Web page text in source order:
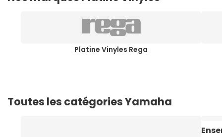
Platine Vinyles Rega
Toutes les catégories Yamaha